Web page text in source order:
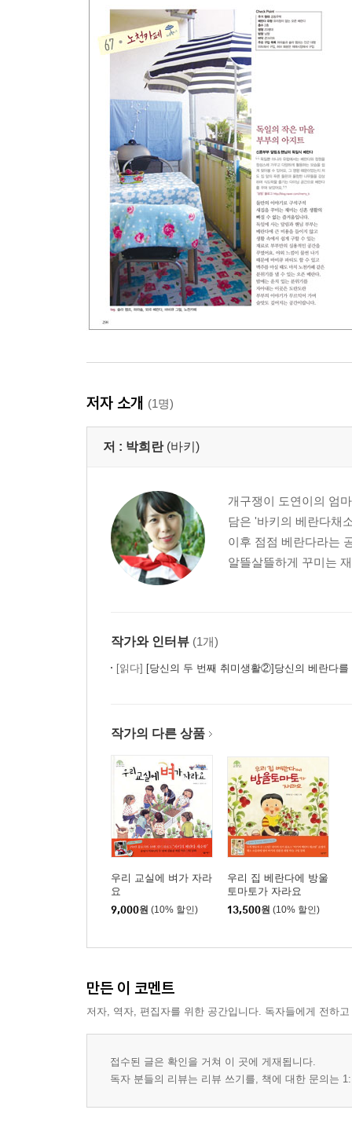
저자 소개 (1명)
저 : 박희란 (바키)
개구쟁이 도연이의 엄
담은 '바키의 베란다채
이후 점점 베란다라는
알뜰살뜰하게 꾸미는
작가와 인터뷰 (1개)
[읽다] [당신의 두 번째 취미생활②]당신의 베란다를 채소밭으로 꾸미는
작가의 다른 상품
우리 교실에 벼가 자라
요
9,000원 (10% 할인)
우리 집 베란다에 방울
토마토가 자라요
13,500원 (10% 할인)
만든 이 코멘트
저자, 역자, 편집자를 위한 공간입니다. 독자들에게 전하
접수된 글은 확인을 거쳐 이 곳에 게재됩니다.
독자 분들의 리뷰는 리뷰 쓰기를, 책에 대한 문의는